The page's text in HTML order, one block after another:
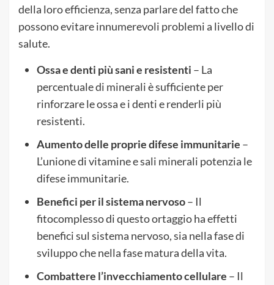
della loro efficienza, senza parlare del fatto che
possono evitare innumerevoli problemi a livello di
salute.
Ossa e denti più sani e resistenti – La
percentuale di minerali è sufficiente per
rinforzare le ossa e i denti e renderli più
resistenti.
Aumento delle proprie difese immunitarie –
L’unione di vitamine e sali minerali potenzia le
difese immunitarie.
Benefici per il sistema nervoso– Il
fitocomplesso di questo ortaggio ha effetti
benefici sul sistema nervoso, sia nella fase di
sviluppo che nella fase matura della vita.
Combattere l’invecchiamento cellulare – Il